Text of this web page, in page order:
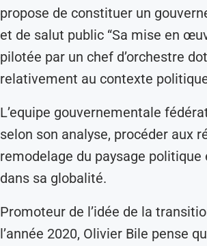
propose de constituer un
et de salut public “Sa mise en
pilotée par un chef d’orchestre
relativement au contexte
L’equipe gouvernementale
selon son analyse, procéder aux
remodelage du paysage
dans sa globalité.
Promoteur de l’idée de la
l’année 2020, Olivier Bile pense